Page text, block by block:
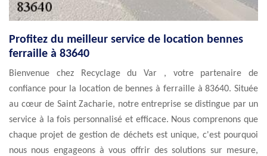
Profitez du meilleur service de location bennes
ferraille à 83640
Bienvenue chez Recyclage du Var , votre partenaire de
confiance pour la location de bennes à ferraille à 83640. Située
au cœur de Saint Zacharie, notre entreprise se distingue par un
service à la fois personnalisé et efficace. Nous comprenons que
chaque projet de gestion de déchets est unique, c'est pourquoi
nous nous engageons à vous offrir des solutions sur mesure,